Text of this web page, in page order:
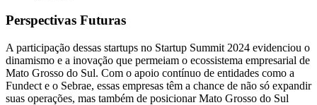
Perspectivas Futuras
A participação dessas startups no Startup Summit 2024 evidenciou o
dinamismo e a inovação que permeiam o ecossistema empresarial de
Mato Grosso do Sul. Com o apoio contínuo de entidades como a
Fundect e o Sebrae, essas empresas têm a chance de não só expandir
suas operações, mas também de posicionar Mato Grosso do Sul